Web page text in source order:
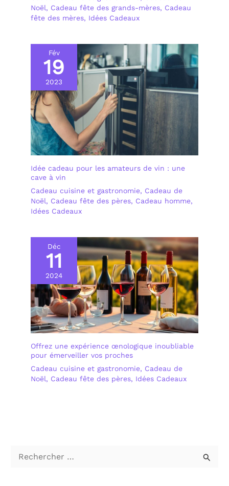
Noël, Cadeau fête des grands-mères, Cadeau
fête des mères, Idées Cadeaux
Fév
19
2023
Idée cadeau pour les amateurs de vin : une
cave à vin
Cadeau cuisine et gastronomie, Cadeau de
Noël, Cadeau fête des pères, Cadeau homme,
Idées Cadeaux
Déc
11
2024
Offrez une expérience œnologique inoubliable
pour émerveiller vos proches
Cadeau cuisine et gastronomie, Cadeau de
Noël, Cadeau fête des pères, Idées Cadeaux